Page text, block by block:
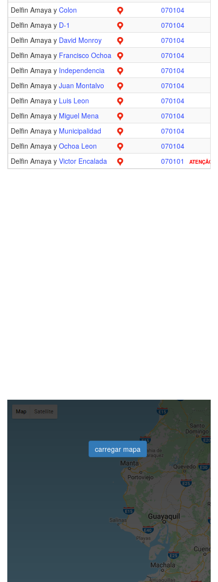
Delfin Amaya y Colon
070104
Delfin Amaya y D-1
070104
Delfin Amaya y David Monroy
070104
Delfin Amaya y Francisco Ochoa
070104
Delfin Amaya y Independencia
070104
Delfin Amaya y Juan Montalvo
070104
Delfin Amaya y Luis Leon
070104
Delfin Amaya y Miguel Mena
070104
Delfin Amaya y Municipalidad
070104
Delfin Amaya y Ochoa Leon
070104
Delfin Amaya y Victor Encalada 070101 ATENÇÃO
carregar mapa